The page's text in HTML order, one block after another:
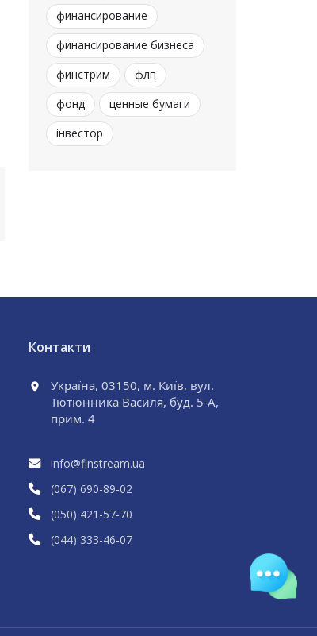
финансирование
финансирование бизнеса
финстрим
флп
фонд
ценные бумаги
інвестор
Контакти
Україна, 03150, м. Київ, вул.
Тютюнника Василя, буд. 5-А,
прим. 4
info@finstream.ua
(067) 690-89-02
(050) 421 -57-70
(044) 333-46-07